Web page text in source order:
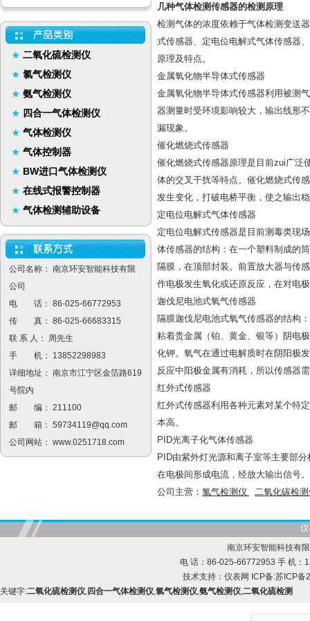
二氧化硫检测仪
氯气检测仪
氨气检测仪
四合一气体检测仪
气体检测仪
气体控制器
BW进口气体检测仪
在线式报警控制器
气体检测辅助设备
公司名称： 南京环安智能科技有限
公司
电 话： 86-025-66772953
传 真： 86-025-66683315
联 系 人： 周先生
手 机： 13852298983
详细地址： 南京市江宁区金箔路619
号院内
邮 编： 211100
邮 箱： 59734119@qq.com
公司网站： www.0251718.com
几种气体检测传感器的检测原理
检测气体的浓度依赖于气体检测变送
式传感器、定电位电解式气体传感器
原理及特点。
金属氧化物半导体式传感器
金属氧化物半导体式传感器利用被测
器测量时受环境影响较大，输出线形
漏现象。
催化燃烧式传感器
催化燃烧式传感器原理是目前zui广泛
体的交叉干扰等特点。催化燃烧式传
发生变化，打破电桥平衡，使之输出
定电位电解式气体传感器
定电位电解式传感器是目前测毒类现
体传感器的结构：在一个塑料制成的
隔膜，在顶部封装。前置放大器与传
作电极发生氧化或还原反应，在对电
迦伐尼电池式氧气传感器
隔膜迦伐尼电池式氧气传感器的结构
粘着贵金属（铂、黄金、银等）阴电
化钾。氧气在通过电解质时在阴阳极
反应中阳极金属有消耗，所以传感器
红外式传感器
红外式传感器利用各种元素对某个特
本高。
PID光离子化气体传感器
PID由紫外灯光源和离子室等主要部
在电极间形成电流，经放大输出信号
公司主营： 氯气检测仪 二氧化碳检
南京环安智能科技有
电 话：86-025-66772953 手 机：
技术支持： 仪表网 ICP备:苏ICP备
关键字:二氧化硫检测仪,四合一气体检测仪,氯气检测仪,氨气检测仪,二氧化硫检测